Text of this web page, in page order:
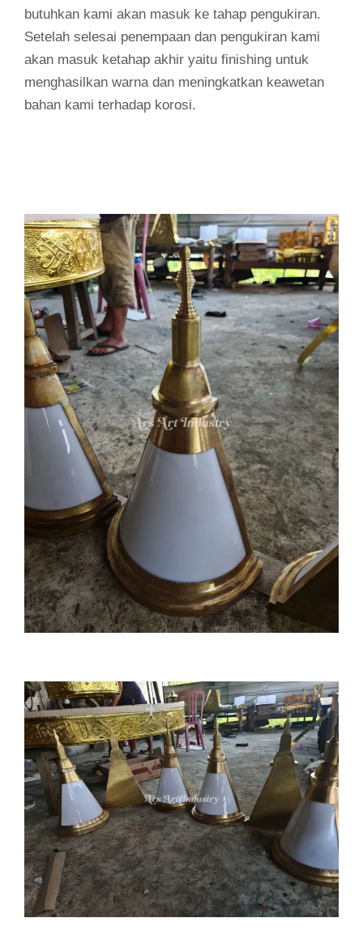
butuhkan kami akan masuk ke tahap pengukiran.
Setelah selesai penempaan dan pengukiran kami
akan masuk ketahap akhir yaitu finishing untuk
menghasilkan warna dan meningkatkan keawetan
bahan kami terhadap korosi.